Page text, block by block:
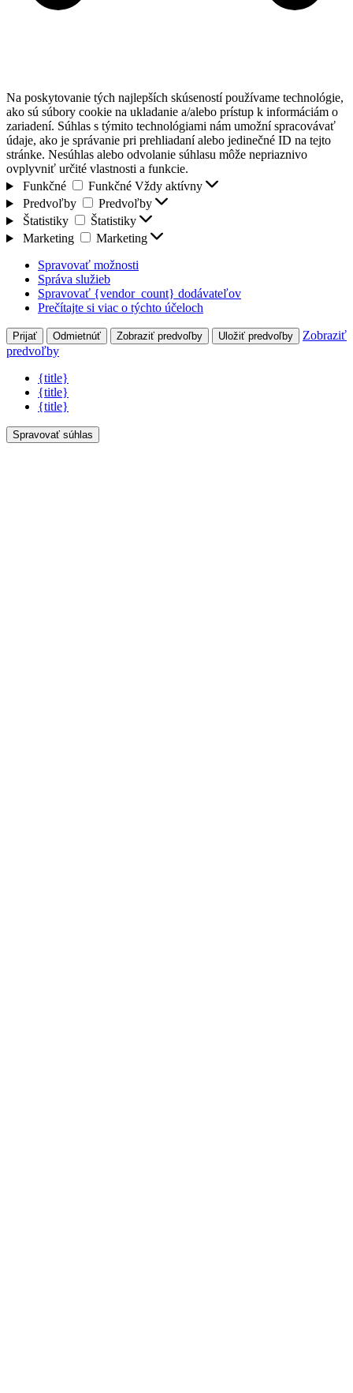
Na poskytovanie tých najlepších skúseností používame technológie,
ako sú súbory cookie na ukladanie a/alebo prístup k informáciám o
zariadení. Súhlas s týmito technológiami nám umožní spracovávať
údaje, ako je správanie pri prehliadaní alebo jedinečné ID na tejto
stránke. Nesúhlas alebo odvolanie súhlasu môže nepriaznivo
ovplyvniť určité vlastnosti a funkcie.
Funkčné
Funkčné Vždy aktívny
Predvoľby
Predvoľby
Štatistiky
Štatistiky
Marketing
Marketing
Spravovať možnosti
Správa služieb
Spravovať {vendor_count} dodávateľov
Prečítajte si viac o týchto účeloch
Prijať Odmietnúť Zobraziť predvoľby Uložiť predvoľby
Zobraziť
predvoľby
{title}
{title}
{title}
Spravovať súhlas